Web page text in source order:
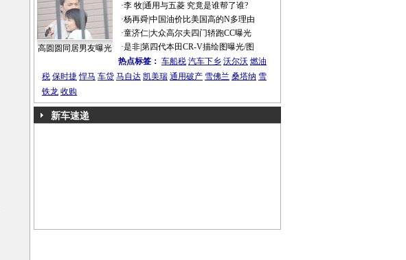
高圆圆同居男友曝光
·李 牧|通用与五菱 究竟是谁帮了谁?
·杨再舜|中国油价比美国高的N多理由
·童济仁|大众高尔夫四门轿跑CC曝光
·是非|第四代本田CR-V描绘图曝光/图
热点标签： 车船税 汽车下乡 沃尔沃 燃油
税 保时捷 悍马 车贷 马自达 凯美瑞 通用破产 雪佛兰 桑塔纳 雪
铁龙 收购
新车速递